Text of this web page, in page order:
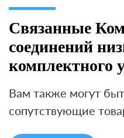
Связанные
соединений
комплектного
Вам также могут
сопутствующие